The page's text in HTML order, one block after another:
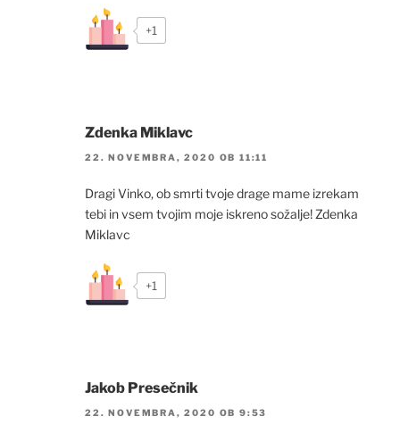
+1
Zdenka Miklavc
22. NOVEMBRA, 2020 OB 11:11
Dragi Vinko, ob smrti tvoje drage mame izrekam
tebi in vsem tvojim moje iskreno sožalje! Zdenka
Miklavc
+1
Jakob Presečnik
22. NOVEMBRA, 2020 OB 9:53